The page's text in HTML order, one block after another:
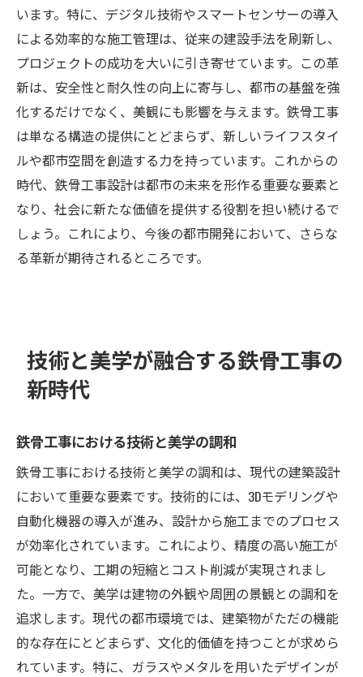
います。特に、デジタル技術やスマートセンサーの導入
による効率的な施工管理は、従来の建設手法を刷新し、
プロジェクトの成功を大いに引き寄せています。この革
新は、安全性と耐久性の向上に寄与し、都市の基盤を強
化するだけでなく、美観にも影響を与えます。鉄骨工事
は単なる構造の提供にとどまらず、新しいライフスタイ
ルや都市空間を創造する力を持っています。これからの
時代、鉄骨工事設計は都市の未来を形作る重要な要素と
なり、社会に新たな価値を提供する役割を担い続けるで
しょう。これにより、今後の都市開発において、さらな
る革新が期待されるところです。
技術と美学が融合する鉄骨工事の
新時代
鉄骨工事における技術と美学の調和
鉄骨工事における技術と美学の調和は、現代の建築設計
において重要な要素です。技術的には、3Dモデリングや
自動化機器の導入が進み、設計から施工までのプロセス
が効率化されています。これにより、精度の高い施工が
可能となり、工期の短縮とコスト削減が実現されまし
た。一方で、美学は建物の外観や周囲の景観との調和を
追求します。現代の都市環境では、建築物がただの機能
的な存在にとどまらず、文化的価値を持つことが求めら
れています。特に、ガラスやメタルを用いたデザインが